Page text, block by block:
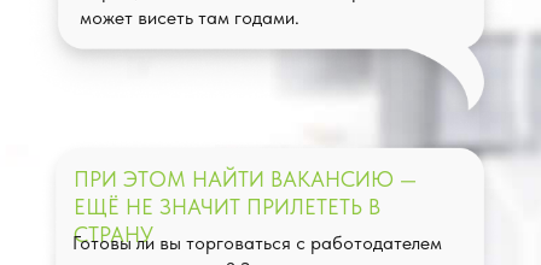
может висеть там годами.
Готовы ли вы торговаться с работодателем
ПРИ ЭТОМ НАЙТИ ВАКАНСИЮ —
ЕЩЁ НЕ ЗНАЧИТ ПРИЛЕТЕТЬ В
СТРАНУ